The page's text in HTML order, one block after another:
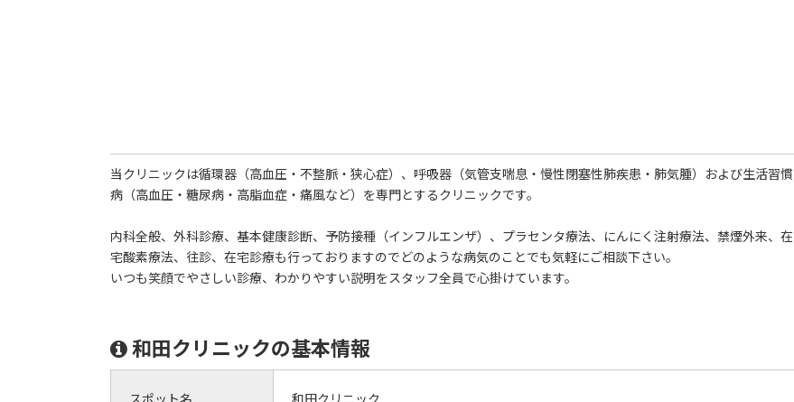
当クリニックは循環器（高血圧・不整脈・狭心症）、呼吸器（気管支喘息・慢性閉塞性肺疾患・肺気腫）および生活習慣
病（高血圧・糖尿病・高脂血症・痛風など）を専門とするクリニックです。
内科全般、外科診療、基本健康診断、予防接種（インフルエンザ）、プラセンタ療法、にんにく注射療法、禁煙外来、在
宅酸素療法、往診、在宅診療も行っておりますのでどのような病気のことでも気軽にご相談下さい。
いつも笑顔でやさしい診療、わかりやすい説明をスタッフ全員で心掛けています。
和田クリニックの基本情報
スポット名 和田クリニック